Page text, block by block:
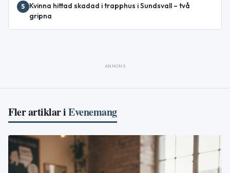
5
Kvinna hittad skadad i trapphus i Sundsvall – två
gripna
ANNONS
Fler artiklar iEvenemang